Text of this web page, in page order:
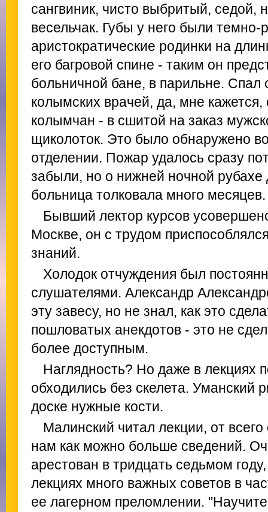
сангвиник, чисто выбритый, седой,
весельчак. Губы у него были
аристократические родинки на
его багровой спине - таким он
больничной бане, в парильне. Спал
колымских врачей, да, мне
колымчан - в сшитой на заказ
щиколоток. Это было обнаружено
отделении. Пожар удалось сразу
забыли, но о нижней ночной рубахе
больница толковала много месяцев.
Бывший лектор курсов
Москве, он с трудом
знаний.
Холодок отчуждения был
слушателями. Александр
эту завесу, но не знал, как это
пошловатых анекдотов - это не
более доступным.
Наглядность? Но даже в лекциях
обходились без скелета. Уманский
доске нужные кости.
Малинский читал лекции, от
нам как можно больше сведений.
арестован в тридцать седьмом
лекциях много важных советов в
ее лагерном преломлении.